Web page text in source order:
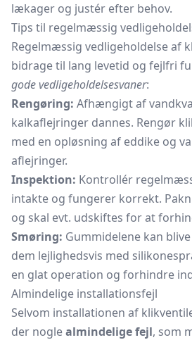
lækager og justér efter behov.
Tips til regelmæssig
Regelmæssig vedligeholdelse af
bidrage til lang levetid og fejlfri
gode vedligeholdelsesvaner:
Rengøring: Afhængigt af
kalkaflejringer dannes. Rengør
med en opløsning af eddike og
aflejringer.
Inspektion: Kontrollér
intakte og fungerer korrekt.
og skal evt. udskiftes for at
Smøring: Gummidelene kan
dem lejlighedsvis med
en glat operation og forhindre
Almindelige installationsfejl
Selvom installationen af
der noglealmindelige fejl, som